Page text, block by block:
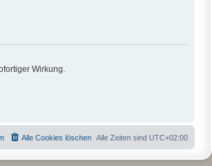
Wirkung.
Alle Zeiten sind UTC+02:00
Alle Cookies löschen